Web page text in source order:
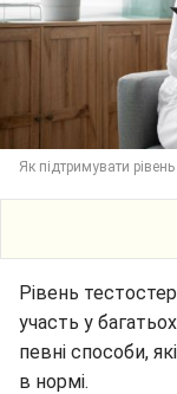
Як підтримувати
Рівень
участь у
певні способи,
в нормі.